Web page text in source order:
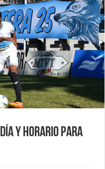
y horario para